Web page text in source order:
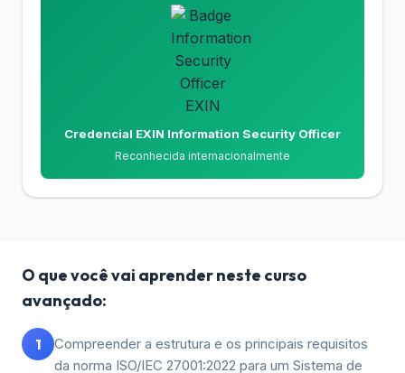
Credencial EXIN Information Security Officer
Reconhecida internacionalmente
O que você vai aprender neste curso
avançado:
1
Compreender a estrutura e os principais requisitos
da norma ISO/IEC 27001:2022 para um Sistema de